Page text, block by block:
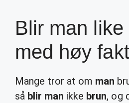
Blir man like
med høy
Mange tror at om man
så blir man ikke brun, og